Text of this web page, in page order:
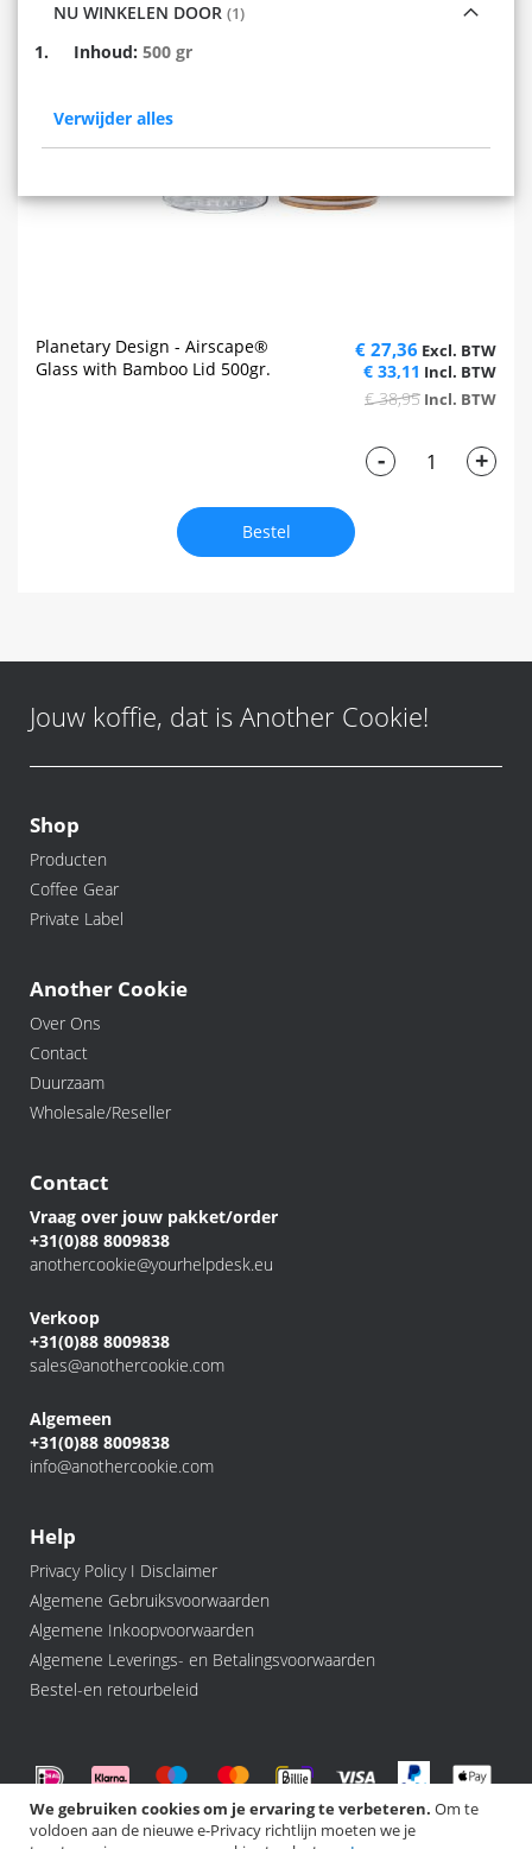
We gebruiken cookies om je ervaring te verbeteren. Om te
voldoen aan de nieuwe e-Privacy richtlijn moeten we je
NU WINKELEN DOOR
Inhoud 500 gr
Verwijder
Verwijder alles
Planetary Design - Airscape®
Glass with Bamboo Lid 500gr.
€ 27,36
€ 33,11
€ 38,95
- +
Bestel
Jouw koffie, dat is Another Cookie!
Shop
Producten
Coffee Gear
Private Label
Another Cookie
Over Ons
Contact
Duurzaam
Wholesale/Reseller
Contact
Vraag over jouw pakket/order
+31(0)88 8009838
anothercookie@yourhelpdesk.eu
Verkoop
+31(0)88 8009838
sales@anothercookie.com
Algemeen
+31(0)88 8009838
info@anothercookie.com
Help
Privacy Policy I Disclaimer
Algemene Gebruiksvoorwaarden
Algemene Inkoopvoorwaarden
Algemene Leverings- en Betalingsvoorwaarden
Bestel-en retourbeleid
©️ 2026 Another Cookie, All rights Reserved.